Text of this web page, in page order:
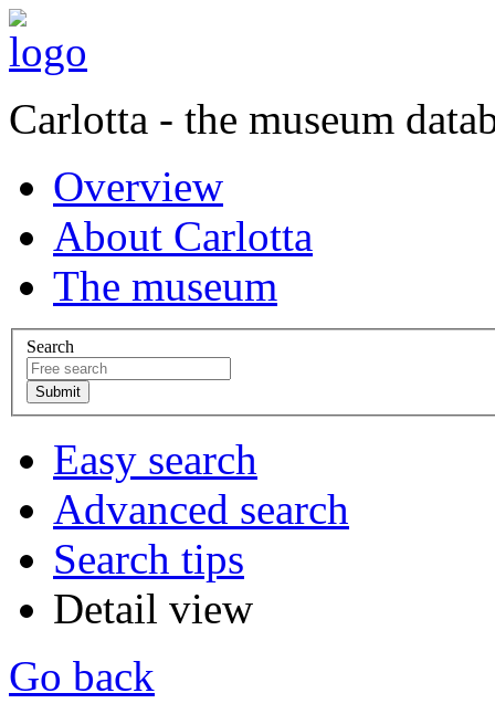
Carlotta - the museum
Overview
About Carlotta
The museum
Search
Easy search
Advanced search
Search tips
Detail view
Go back